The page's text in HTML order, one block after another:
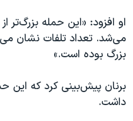
قانون شفافیت دارائی کادر
نرگس محمدی برنده جایزه نوبل
او افزود: «این حمله بزرگ‌تر
می‌شد. تعداد تلفات نشان
بزرگ بوده است.»
برنان پیش‌بینی کرد که این
داشت.